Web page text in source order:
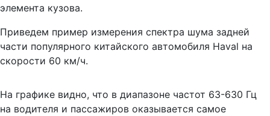
элемента кузова.
Приведем пример измерения спектра шума задней
части популярного китайского автомобиля Haval на
скорости 60 км/ч.
На графике видно, что в диапазоне частот 63-630 Гц
на водителя и пассажиров оказывается самое